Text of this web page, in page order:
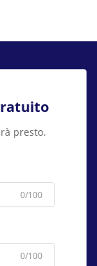
presto.
0/100
0/100